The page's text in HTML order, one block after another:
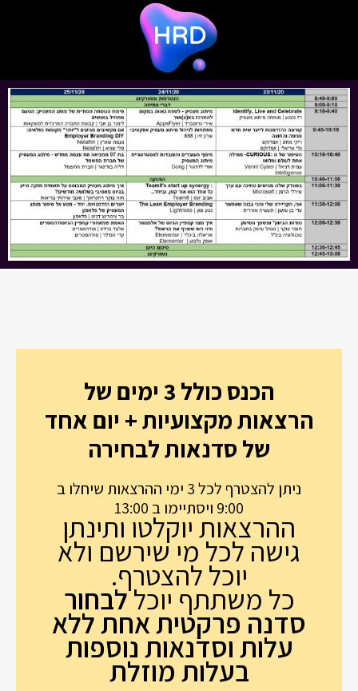
הכנס כולל 3 ימים של
הרצאות מקצועיות + יום אחד
של סדנאות לבחירה
ניתן להצטרף לכל 3 ימי ההרצאות שיחלו ב
9:00 ויסתיימו ב 13:00
ההרצאות יוקלטו ותינתן
גישה לכל מי שירשם ולא
יוכל להצטרף.
כל משתתף יוכללבחור
סדנה פרקטית אחתללא
עלותוסדנאות נוספות
בעלות מוזלת